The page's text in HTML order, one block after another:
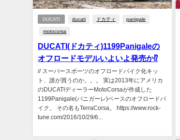
DUCATI ducati ドカティ panigale
motocorsa
DUCATI(ドカティ)1199Panigaleの
オフロードモデルいよいよ発売か⁉
// スーパースポーツのオフロードバイク化キッ
ト、誰が買うのか。。。 実は2013年にアメリカ
のDUCATIディーラーMotoCorsaが作成した
1199Panigale(パニガーレ)ベースのオフロードバ
イク。 その名もTerraCorsa。 https://www.rock-
tune.com/2016/10/29/6...